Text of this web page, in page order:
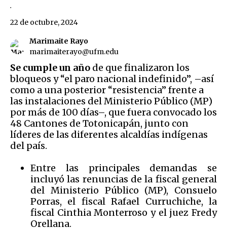
.
Marimaite Rayo
marimaiterayo@ufm.edu
22 de octubre, 2024
Se cumple un año de que finalizaron los
bloqueos y “el paro nacional indefinido”, –así
como a una posterior “resistencia” frente a
las instalaciones del Ministerio Público (MP)
por más de 100 días–, que fuera convocado los
48 Cantones de Totonicapán, junto con
líderes de las diferentes alcaldías indígenas
del país.
Entre las principales demandas se
incluyó las renuncias de la fiscal general
del Ministerio Público (MP), Consuelo
Porras, el fiscal Rafael Curruchiche, la
fiscal Cinthia Monterroso y el juez Fredy
Orellana.